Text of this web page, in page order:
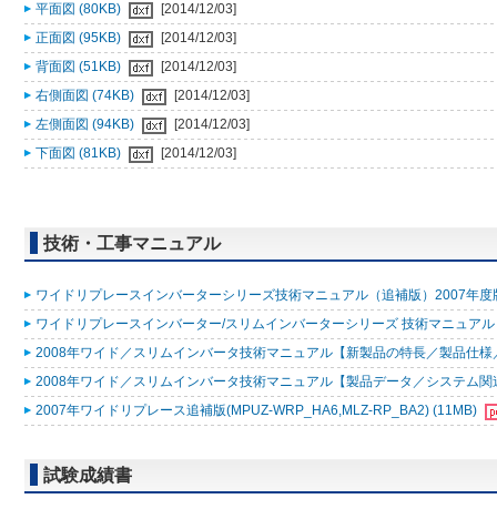
平面図 (80KB)
[2014/12/03]
正面図 (95KB)
[2014/12/03]
背面図 (51KB)
[2014/12/03]
右側面図 (74KB)
[2014/12/03]
左側面図 (94KB)
[2014/12/03]
下面図 (81KB)
[2014/12/03]
技術・工事マニュアル
ワイドリプレースインバーターシリーズ技術マニュアル（追補版）2007年
ワイドリプレースインバーター/スリムインバーターシリーズ 技術マニュア
2008年ワイド／スリムインバータ技術マニュアル【新製品の特長／製品仕
2008年ワイド／スリムインバータ技術マニュアル【製品データ／システム
2007年ワイドリプレース追補版(MPUZ-WRP_HA6,MLZ-RP_BA2) (11MB)
試験成績書